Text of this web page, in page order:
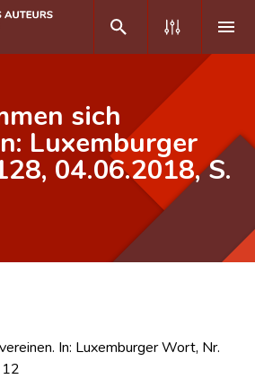
sich
Luxemburger
04.06.2018, S.
In: Luxemburger Wort, Nr.